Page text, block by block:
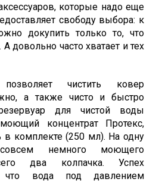
которые надо еще
свободу выбора: к
докупить только то, что
довольно часто хватает и тех
чистить ковер
а также чисто и быстро
для чистой воды
концентрат Протекс,
в комплекте (250 мл). На одну
немного моющего
два колпачка. Успех
что вода под давлением